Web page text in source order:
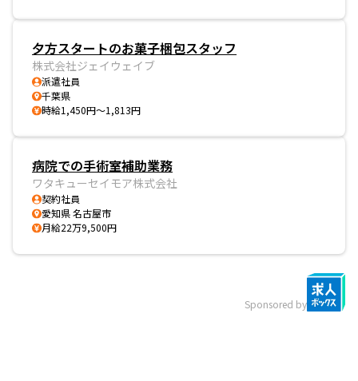
夕方スタートのお菓子梱包スタッフ
株式会社ジェイウェイブ
派遣社員
千葉県
時給1,450円～1,813円
病院での手術室補助業務
ワタキューセイモア株式会社
契約社員
愛知県 名古屋市
月給22万9,500円
Sponsored by